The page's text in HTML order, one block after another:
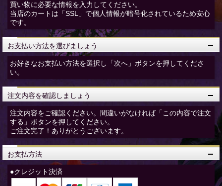
買い物に必要な情報を入力してください。
当店のカートは「SSL」で個人情報が暗号化されているため安心
です。
お支払い方法を選びましょう
お好きなお支払い方法を選択し「次へ」ボタンを押してくださ
い。
注文内容を確認しましょう
注文内容をご確認ください。間違いがなければ「この内容で注文
する」ボタンを押してください。
ご注文完了！ありがとうございます。
お支払方法
●クレジット決済